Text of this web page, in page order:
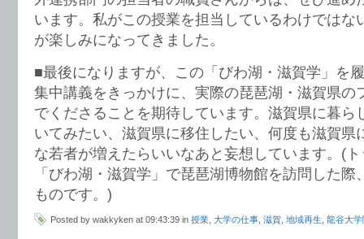
います。私がこの授業を担当しているわけではな
が楽しみになってきました。
■最後になりますが、この「びわ湖・滋賀学」を
集中講義をきっかけに、実際の琵琶湖・滋賀県の
でくださることを期待しています。滋賀県に暮ら
いてみたい、滋賀県に移住したい、何度も滋賀県
な若者が増えたらいいなあと妄想しています。(
「びわ湖・滋賀学」で琵琶湖博物館を訪問した
ものです。)
Posted by wakkyken at 09:43:39 in 授業 大学の仕事 滋賀 地域再生 龍谷大学